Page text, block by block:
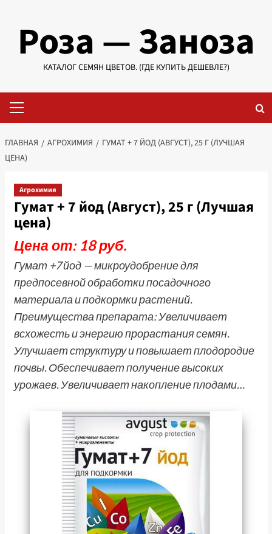
содержимому
Роза — Заноза
КАТАЛОГ СЕМЯН ЦВЕТОВ. (ГДЕ КУПИТЬ ДЕШЕВЛЕ?)
меню
ГЛАВНАЯ АГРОХИМИЯ
ГУМАТ + 7 ЙОД (АВГУСТ), 25 Г (ЛУЧШАЯ
ЦЕНА)
Агрохимия
Гумат + 7 йод (Август), 25 г (Лучшая
цена)
Цена от: 18 руб.
Гумат +7 йод — микроудобрение для
предпосевной обработки посадочного
материала и подкормки растений.
Преимущества препарата: Увеличивает
всхожесть и энергию прорастания семян.
Улучшает структуру и повышает плодородие
почвы. Обеспечивает получение высоких
урожаев. Увеличивает накопление плодами…